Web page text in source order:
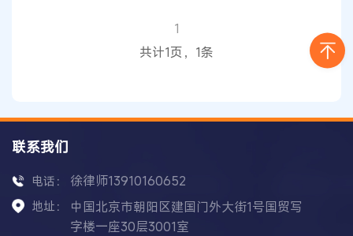
1
共计1页，1条
联系我们
电话： 徐律师13910160652
地址：
中国北京市朝阳区建国门外大街1号国贸写
字楼一座30层3001室